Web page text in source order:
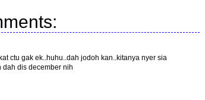
ctu gak ek..huhu..dah jodoh kan..kitanya nyer sia
dah dis december nih